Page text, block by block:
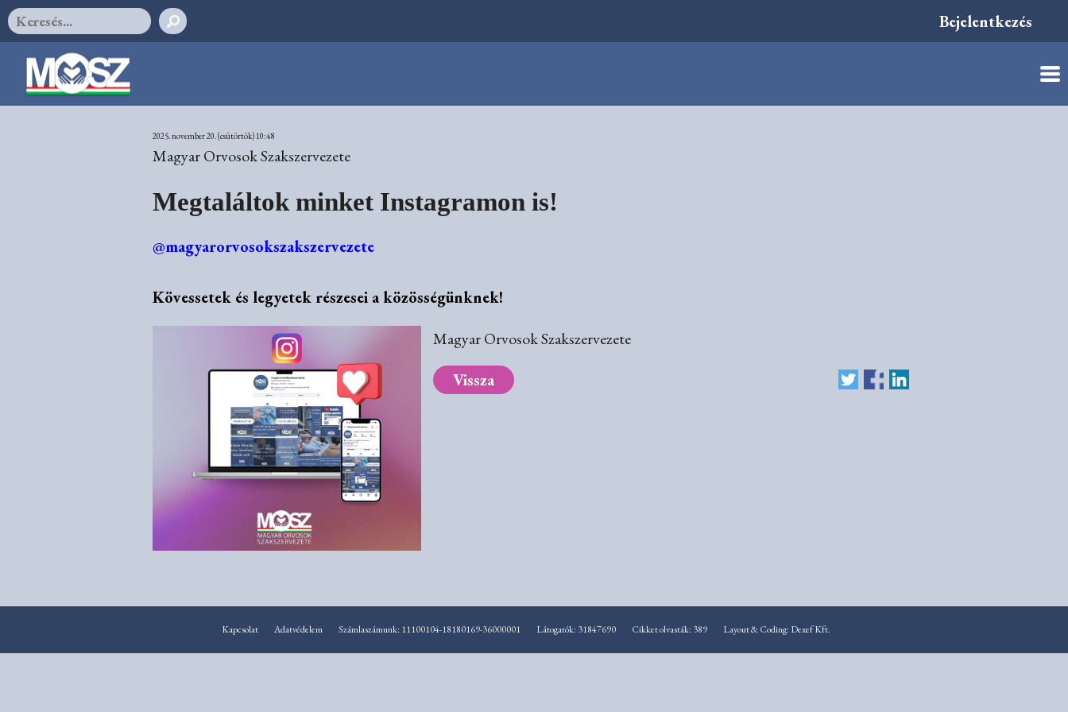
Bejelentkezés
2025. november 20. (csütörtök) 10:48
Magyar Orvosok Szakszervezete
Megtaláltok minket Instagramon is!
@magyarorvosokszakszervezete
Kövessetek és legyetek részesei a közösségünknek!
Magyar Orvosok Szakszervezete
Vissza
Kapcsolat Adatvédelem Számlaszámunk: 11100104-18180169-36000001 Látogatók: 31847690 Cikket olvasták: 389 Layout & Coding: Dexef Kft.